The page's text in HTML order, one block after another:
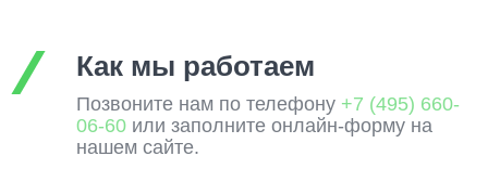
Как мы работаем
Позвоните нам по телефону +7 (495) 660-
06-60 или заполните онлайн-форму на
нашем сайте.